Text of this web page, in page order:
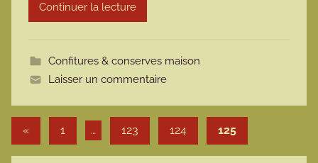
t
Continuer la lecture
Confitures & conserves maison
Laisser un commentaire
Pagination des publications
«Publications précédentes
1 … 123 124 125